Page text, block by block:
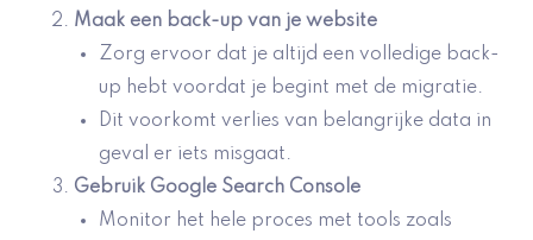
Maak een back-up van je website
Zorg ervoor dat je altijd een volledige back-
up hebt voordat je begint met de migratie.
Dit voorkomt verlies van belangrijke data in
geval er iets misgaat.
Gebruik Google Search Console
Monitor het hele proces met tools zoals